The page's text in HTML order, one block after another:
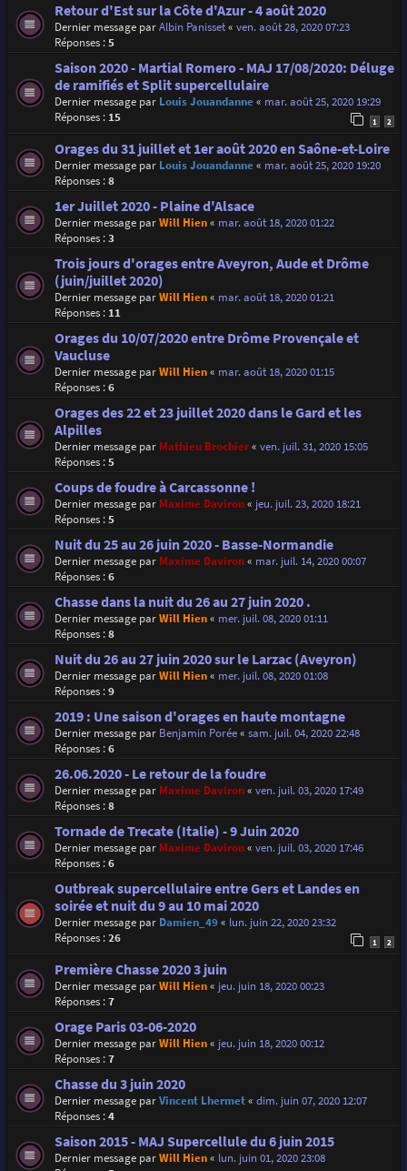
Retour d'Est sur la Côte d'Azur - 4 août 2020
Dernier message parAlbin Panisset« ven. août 28, 2020 07:23
Réponses :5
Saison 2020 - Martial Romero - MAJ 17/08/2020: Déluge
de ramifiés et Split supercellulaire
Dernier message par Louis Jouandanne« mar. août 25, 2020 19:29
Réponses : 15 1 2
Orages du 31 juillet et 1er août 2020 en Saône-et-Loire
Dernier message par Louis Jouandanne« mar. août 25, 2020 19:20
Réponses :8
1er Juillet 2020 - Plaine d'Alsace
Dernier message parWill Hien« mar. août 18, 2020 01:22
Réponses :3
Trois jours d'orages entre Aveyron, Aude et Drôme
(juin/juillet 2020)
Dernier message parWill Hien« mar. août 18, 2020 01:21
Réponses : 11
Orages du 10/07/2020 entre Drôme Provençale et
Vaucluse
Dernier message parWill Hien« mar. août 18, 2020 01:15
Réponses :6
Orages des 22 et 23 juillet 2020 dans le Gard et les
Alpilles
Dernier message par Mathieu Brochier« ven. juil. 31, 2020 15:05
Réponses :5
Coups de foudre à Carcassonne !
Dernier message par Maxime Daviron« jeu. juil. 23, 2020 18:21
Réponses :5
Nuit du 25 au 26 juin 2020 - Basse-Normandie
Dernier message par Maxime Daviron« mar. juil. 14, 2020 00:07
Réponses :6
Chasse dans la nuit du 26 au 27 juin 2020 .
Dernier message parWill Hien« mer. juil. 08, 2020 01:11
Réponses :8
Nuit du 26 au 27 juin 2020 sur le Larzac (Aveyron)
Dernier message parWill Hien« mer. juil. 08, 2020 01:08
Réponses :9
2019 : Une saison d'orages en haute montagne
Dernier message par Benjamin Porée« sam. juil. 04, 2020 22:48
Réponses :6
26.06.2020 - Le retour de la foudre
Dernier message par Maxime Daviron« ven. juil. 03, 2020 17:49
Réponses :8
Tornade de Trecate (Italie) - 9 Juin 2020
Dernier message par Maxime Daviron« ven. juil. 03, 2020 17:46
Réponses :6
Outbreak supercellulaire entre Gers et Landes en
soirée et nuit du 9 au 10 mai 2020
Dernier message par Damien_49« lun. juin 22, 2020 23:32
Réponses :26 1 2
Première Chasse 2020 3 juin
Dernier message parWill Hien« jeu. juin 18, 2020 00:23
Réponses :7
Orage Paris 03-06-2020
Dernier message parWill Hien« jeu. juin 18, 2020 00:12
Réponses :7
Chasse du 3 juin 2020
Dernier message parVincent Lhermet« dim. juin 07, 2020 12:07
Réponses :4
Saison 2015 - MAJ Supercellule du 6 juin 2015
Dernier message parWill Hien« lun. juin 01, 2020 23:08